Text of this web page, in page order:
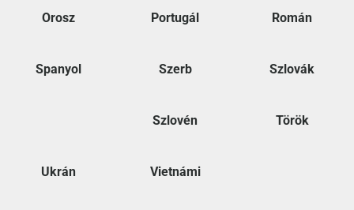
Orosz Portugál Román
Spanyol Szerb Szlovák
Szlovén Török
Ukrán Vietnámi